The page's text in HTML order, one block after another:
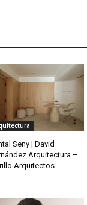
Seny | David
Arquitectura –
Arquitectos